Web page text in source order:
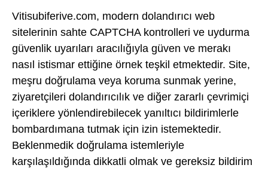
Vitisubiferive.com, modern dolandırıcı web
sitelerinin sahte CAPTCHA kontrolleri ve uydurma
güvenlik uyarıları aracılığıyla güven ve merakı
nasıl istismar ettiğine örnek teşkil etmektedir. Site,
meşru doğrulama veya koruma sunmak yerine,
ziyaretçileri dolandırıcılık ve diğer zararlı çevrimiçi
içeriklere yönlendirebilecek yanıltıcı bildirimlerle
bombardımana tutmak için izin istemektedir.
Beklenmedik doğrulama istemleriyle
karşılaşıldığında dikkatli olmak ve gereksiz bildirim